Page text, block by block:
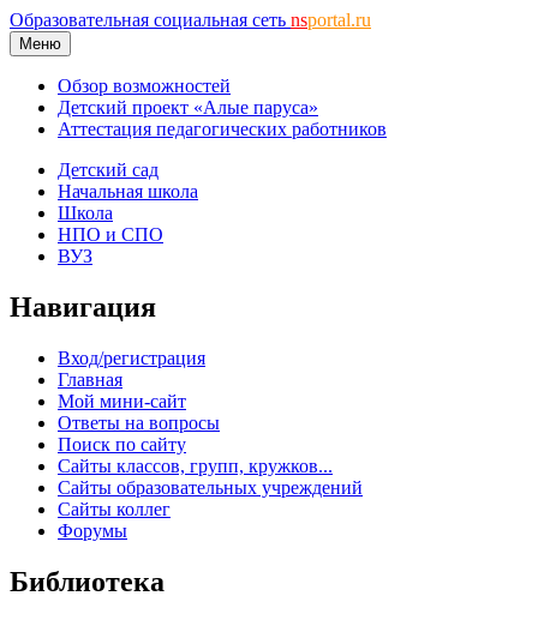
Образовательная социальная сеть nsportal.ru
Меню
Обзор возможностей
Детский проект «Алые паруса»
Аттестация педагогических работников
Детский сад
Начальная школа
Школа
НПО и СПО
ВУЗ
Навигация
Вход/регистрация
Главная
Мой мини-сайт
Ответы на вопросы
Поиск по сайту
Сайты классов, групп, кружков...
Сайты образовательных учреждений
Сайты коллег
Форумы
Библиотека